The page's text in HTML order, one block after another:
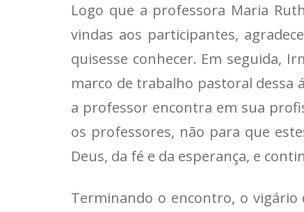
Logo que a professora Maria
vindas aos participantes,
quisesse conhecer. Em seguida,
marco de trabalho pastoral dessa
a professor encontra em sua
os professores, não para que
Deus, da fé e da esperança, e
Terminando o encontro, o vigário